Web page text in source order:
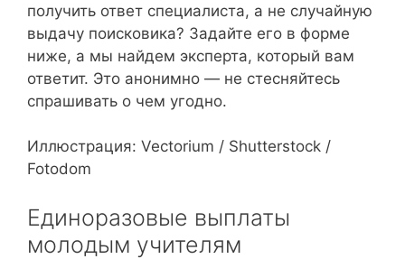
получить ответ специалиста, а не случайную
выдачу поисковика? Задайте его в форме
ниже, а мы найдем эксперта, который вам
ответит. Это анонимно — не стесняйтесь
спрашивать о чем угодно.
Иллюстрация: Vectorium / Shutterstock /
Fotodom
Единоразовые выплаты
молодым учителям